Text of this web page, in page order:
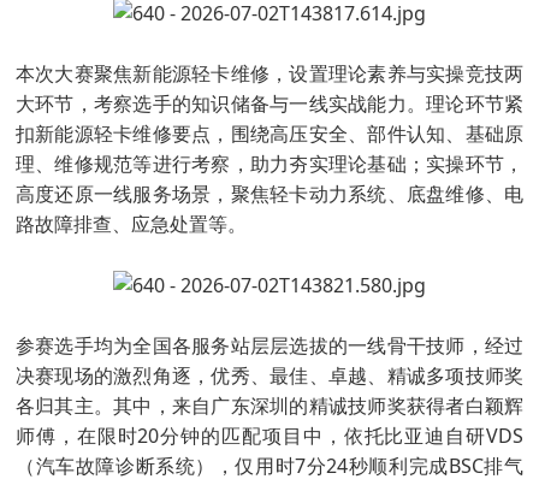
本次大赛聚焦新能源轻卡维修，设置理论素养与实操竞技两
大环节，考察选手的知识储备与一线实战能力。理论环节紧
扣新能源轻卡维修要点，围绕高压安全、部件认知、基础原
理、维修规范等进行考察，助力夯实理论基础；实操环节，
高度还原一线服务场景，聚焦轻卡动力系统、底盘维修、电
路故障排查、应急处置等。
参赛选手均为全国各服务站层层选拔的一线骨干技师，经过
决赛现场的激烈角逐，优秀、最佳、卓越、精诚多项技师奖
各归其主。其中，来自广东深圳的精诚技师奖获得者白颖辉
师傅，在限时20分钟的匹配项目中，依托比亚迪自研VDS
（汽车故障诊断系统），仅用时7分24秒顺利完成BSC排气